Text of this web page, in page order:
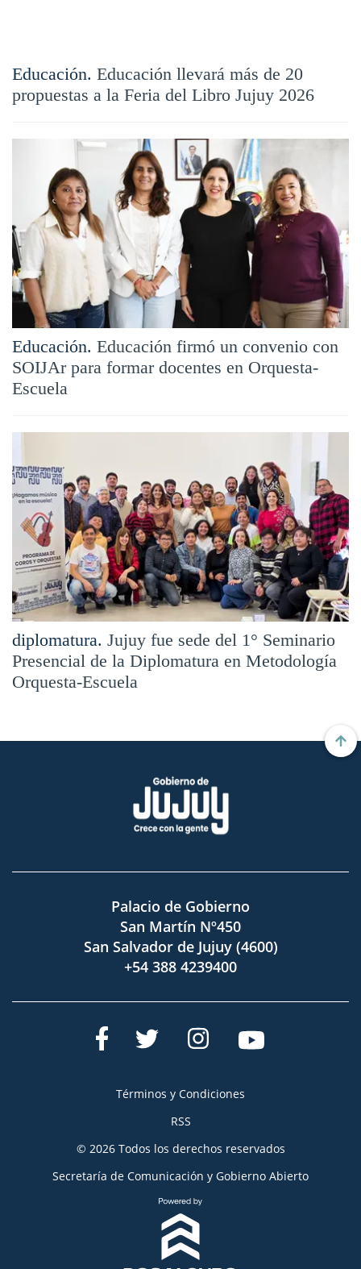
Educación. Educación llevará más de 20
propuestas a la Feria del Libro Jujuy 2026
Educación. Educación firmó un convenio con
SOIJAr para formar docentes en Orquesta-
Escuela
diplomatura. Jujuy fue sede del 1° Seminario
Presencial de la Diplomatura en Metodología
Orquesta-Escuela
Palacio de Gobierno
San Martín Nº450
San Salvador de Jujuy (4600)
+54 388 4239400
Términos y Condiciones
RSS
© 2026 Todos los derechos reservados
Secretaría de Comunicación y Gobierno Abierto